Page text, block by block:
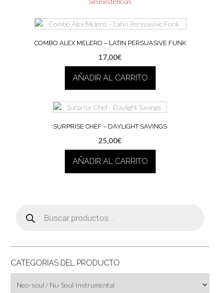
COMBO ALEX MELERO – LATIN PERSUASIVE FUNK
17,00€
AÑADIR AL CARRITO
SURPRISE CHEF – DAYLIGHT SAVINGS
25,00€
AÑADIR AL CARRITO
productos
CATEGORÍAS DEL PRODUCTO